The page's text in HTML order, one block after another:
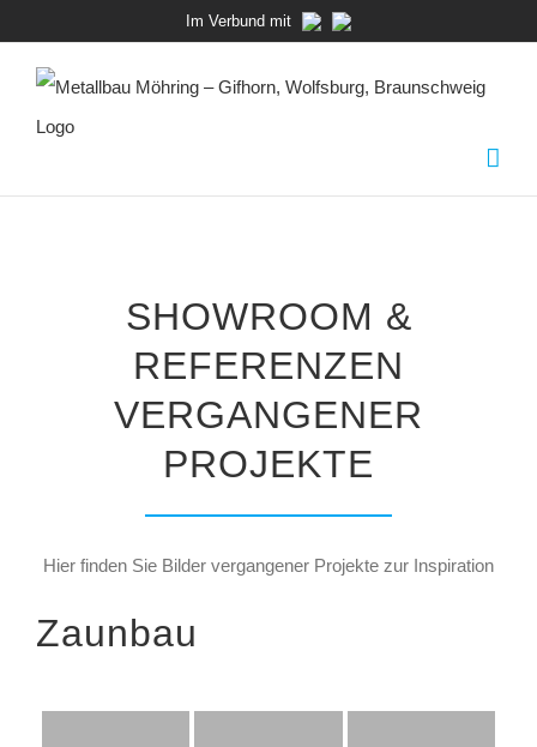
springen
Im Verbund mit
SHOWROOM &
REFERENZEN
VERGANGENER
PROJEKTE
Hier finden Sie Bilder vergangener Projekte zur Inspiration
Zaunbau